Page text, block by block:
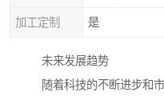
加工定制 是
未来发展趋势
随着科技的不断进步和